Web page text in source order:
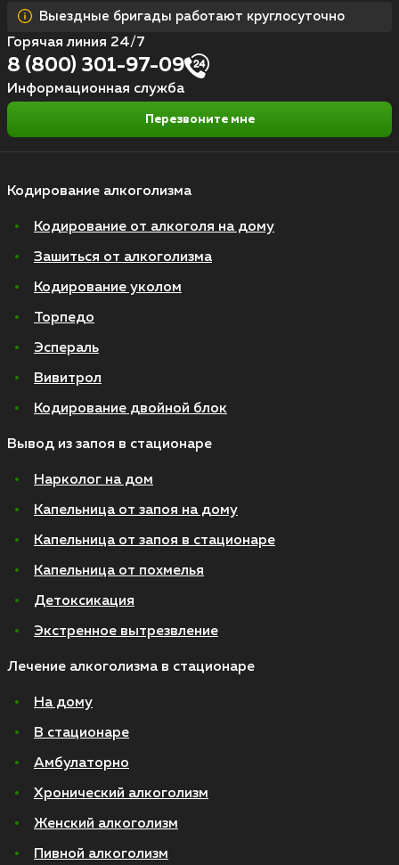
Кодирование алкоголизма
Кодирование от алкоголя на дому
Зашиться от алкоголизма
Кодирование уколом
Торпедо
Эспераль
Вивитрол
Кодирование двойной блок
Вывод из запоя в стационаре
Нарколог на дом
Капельница от запоя на дому
Капельница от запоя в стационаре
Капельница от похмелья
Детоксикация
Экстренное вытрезвление
Лечение алкоголизма в стационаре
На дому
В стационаре
Амбулаторно
Хронический алкоголизм
Женский алкоголизм
Пивной алкоголизм
Выездные бригады работают круглосуточно
Горячая линия 24/7
8 (800) 301-97-09
Информационная служба
Перезвоните мне